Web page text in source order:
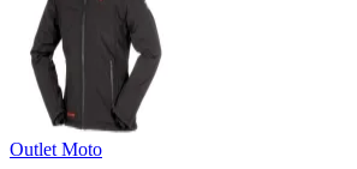
Outlet Moto